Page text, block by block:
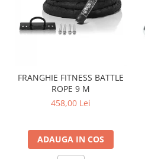
FRANGHIE FITNESS BATTLE
ROPE 9 M
458,00 Lei
ADAUGA IN COS